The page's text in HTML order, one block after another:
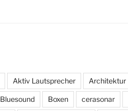
Aktiv Lautsprecher Architektur
Bluesound Boxen cerasonar